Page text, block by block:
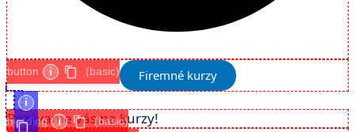
Firemné kurzy
button i (basic)
Pozývame vás na kurzy!
heading i (basic)
i